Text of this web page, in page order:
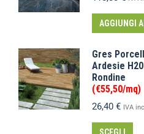
AGGIUNGI
Gres
Ardesie
Rondine
(€55,50/mq)
26,40 € IVA